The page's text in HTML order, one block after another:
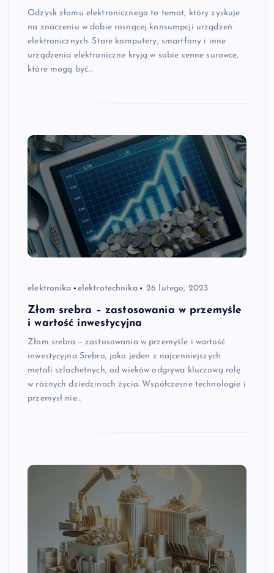
Odzysk złomu elektronicznego to temat, który zyskuje
na znaczeniu w dobie rosnącej konsumpcji urządzeń
elektronicznych. Stare komputery, smartfony i inne
urządzenia elektroniczne kryją w sobie cenne surowce,
które mogą być…
elektronika elektrotechnika 26 lutego, 2023
Złom srebra – zastosowania w przemyśle
i wartość inwestycyjna
Złom srebra – zastosowania w przemyśle i wartość
inwestycyjna Srebro, jako jeden z najcenniejszych
metali szlachetnych, od wieków odgrywa kluczową rolę
w różnych dziedzinach życia. Współczesne technologie i
przemysł nie…